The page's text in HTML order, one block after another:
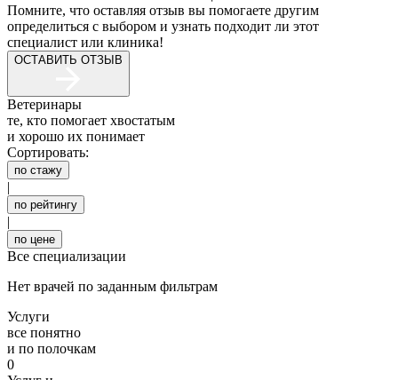
Помните, что оставляя отзыв вы помогаете другим
определиться с выбором и узнать подходит ли этот
специалист или клиника!
ОСТАВИТЬ ОТЗЫВ
Ветеринары
те, кто помогает хвостатым
и хорошо их понимает
Сортировать:
по стажу
|
по рейтингу
|
по цене
Все специализации
Нет врачей по заданным фильтрам
Услуги
все понятно
и по полочкам
0